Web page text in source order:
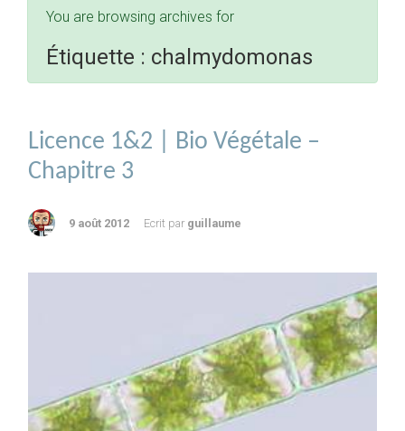
You are browsing archives for
Étiquette : chalmydomonas
Licence 1&2 | Bio Végétale –
Chapitre 3
9 août 2012 Ecrit par guillaume